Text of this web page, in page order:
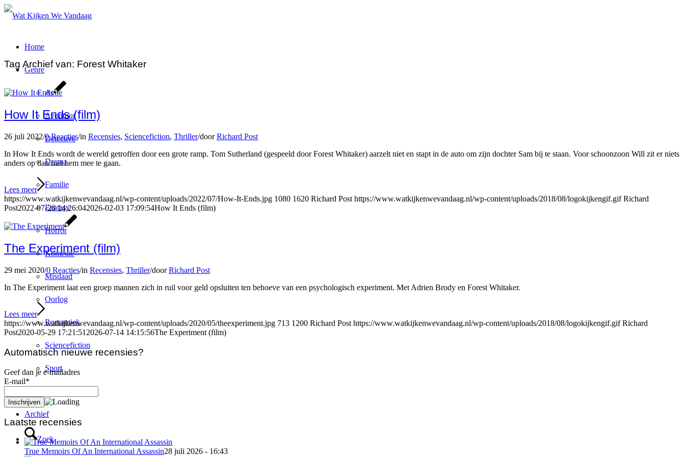
Home
Genre
Actie
Avontuur
Detective
Drama
Familie
Fantasy
Horror
Komedie
Misdaad
Oorlog
Romantiek
Sciencefiction
Sport
Archief
Zoek
Tag Archief van: Forest Whitaker
How It Ends (film)
26 juli 2022/0 Reacties/in Recensies, Sciencefiction, Thriller/doorRichard Post
In How It Ends wordt de wereld getroffen door een grote ramp. Tom Sutherland (gespeeld door Forest Whitaker) aarzelt niet en stapt in de auto om zijn dochter Sam bij te staan. Voor schoonzoon Will zit er niets
anders op dan met hem mee te gaan.
Lees meer
https://www.watkijkenwevandaag.nl/wp-content/uploads/2022/07/How-It-Ends.jpg 1080 1620 Richard Post https://www.watkijkenwevandaag.nl/wp-content/uploads/2018/08/logokijkengif.gif Richard
Post2022-07-26 14:26:042026-02-03 17:09:54How It Ends (film)
The Experiment (film)
29 mei 2020/0 Reacties/in Recensies, Thriller/doorRichard Post
In The Experiment laat een groep mannen zich in ruil voor geld opsluiten ten behoeve van een psychologisch experiment. Met Adrien Brody en Forest Whitaker.
Lees meer
https://www.watkijkenwevandaag.nl/wp-content/uploads/2020/05/theexperiment.jpg 713 1200 Richard Post https://www.watkijkenwevandaag.nl/wp-content/uploads/2018/08/logokijkengif.gif Richard
Post2020-05-29 17:21:51 2026-07-14 14:15:56The Experiment (film)
Automatisch nieuwe recensies?
Geef dan je e-mailadres
E-mail*
Laatste recensies
True Memoirs Of An International Assassin28 juli 2026 - 16:43